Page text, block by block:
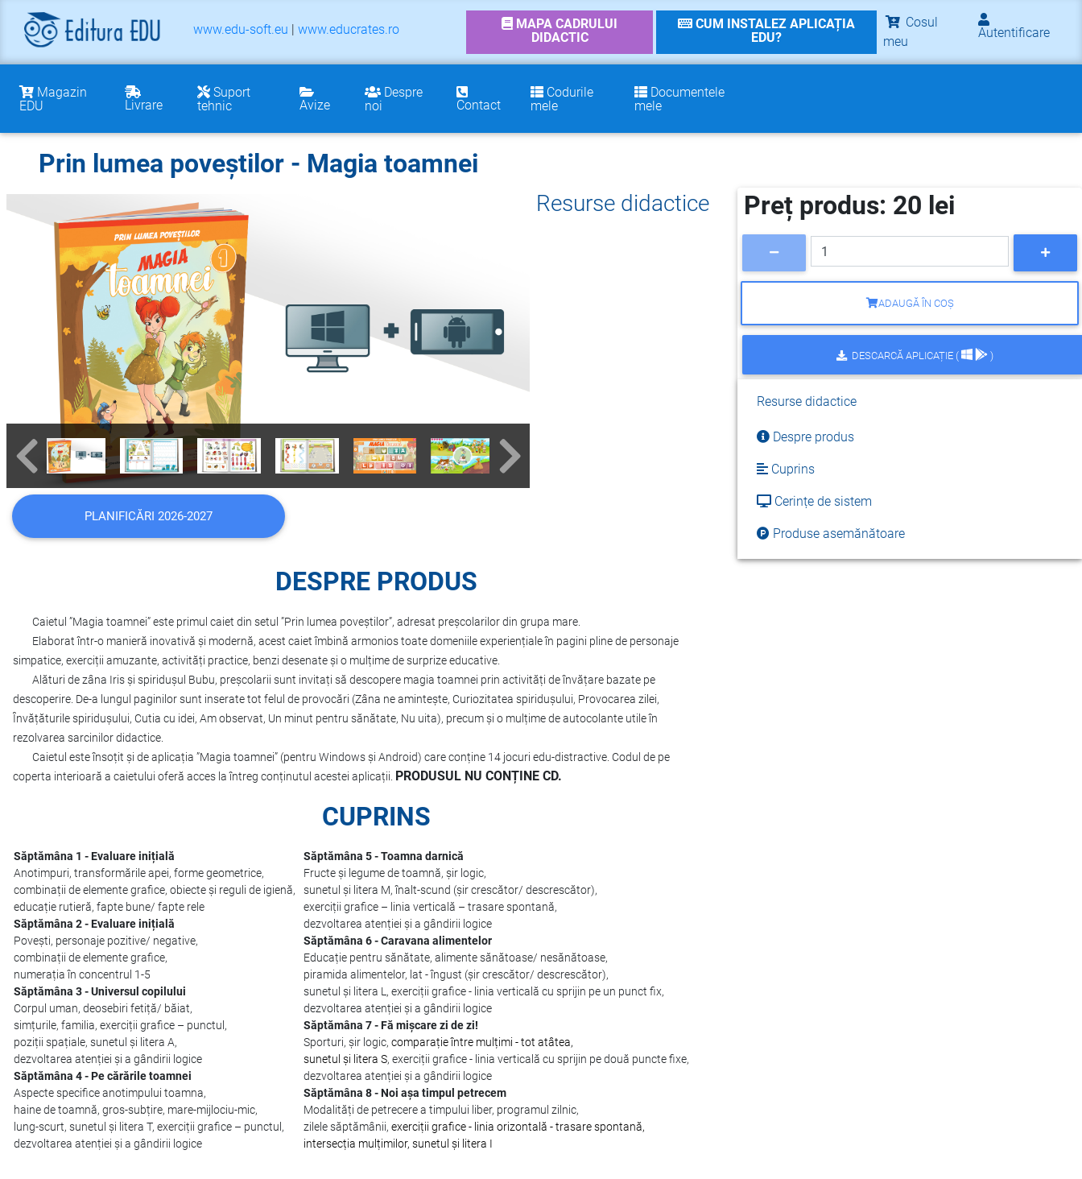
www.edu-soft.eu | www.educrates.ro
MAPA CADRULUI
DIDACTIC
CUM INSTALEZ APLICAȚIA
EDU?
Cosul
meu
Autentificare
Magazin
EDU
Livrare
Suport
tehnic
Avize
Despre
noi
Contact
Codurile
mele
Documentele
mele
Prin lumea poveștilor - Magia toamnei
Resurse didactice
PLANIFICĂRI 2026-2027
DESPRE PRODUS
Caietul ”Magia toamnei” este primul caiet din setul ”Prin lumea poveștilor”, adresat preșcolarilor din grupa mare.
Elaborat într-o manieră inovativă și modernă, acest caiet îmbină armonios toate domeniile experiențiale în pagini pline de personaje
simpatice, exerciții amuzante, activități practice, benzi desenate și o mulțime de surprize educative.
Alături de zâna Iris și spiridușul Bubu, preșcolarii sunt invitați să descopere magia toamnei prin activități de învățare bazate pe
descoperire. De-a lungul paginilor sunt inserate tot felul de provocări (Zâna ne amintește, Curiozitatea spiridușului, Provocarea zilei,
Învățăturile spiridușului, Cutia cu idei, Am observat, Un minut pentru sănătate, Nu uita), precum și o mulțime de autocolante utile în
rezolvarea sarcinilor didactice.
Caietul este însoțit și de aplicația ”Magia toamnei” (pentru Windows și Android) care conține 14 jocuri edu-distractive. Codul de pe
coperta interioară a caietului oferă acces la întreg conținutul acestei aplicații. PRODUSUL NU CONȚINE CD.
CUPRINS
Săptămâna 1 - Evaluare inițială
Anotimpuri, transformările apei, forme geometrice,
combinații de elemente grafice, obiecte și reguli de igienă,
educație rutieră, fapte bune/ fapte rele
Săptămâna 2 - Evaluare inițială
Povești, personaje pozitive/ negative,
combinații de elemente grafice,
numerația în concentrul 1-5
Săptămâna 3 - Universul copilului
Corpul uman, deosebiri fetiță/ băiat,
simțurile, familia, exerciții grafice – punctul,
poziții spațiale, sunetul și litera A,
dezvoltarea atenției și a gândirii logice
Săptămâna 4 - Pe cărările toamnei
Aspecte specifice anotimpului toamna,
haine de toamnă, gros-subțire, mare-mijlociu-mic,
lung-scurt, sunetul și litera T, exerciții grafice – punctul,
dezvoltarea atenției și a gândirii logice
Săptămâna 5 - Toamna darnică
Fructe și legume de toamnă, șir logic,
sunetul și litera M, înalt-scund (șir crescător/ descrescător),
exerciții grafice – linia verticală – trasare spontană,
dezvoltarea atenției și a gândirii logice
Săptămâna 6 - Caravana alimentelor
Educație pentru sănătate, alimente sănătoase/ nesănătoase,
piramida alimentelor, lat - îngust (șir crescător/ descrescător),
sunetul și litera L, exerciții grafice - linia verticală cu sprijin pe un punct fix,
dezvoltarea atenției și a gândirii logice
Săptămâna 7 - Fă mișcare zi de zi!
Sporturi, șir logic, comparație între mulțimi - tot atâtea,
sunetul și litera S, exerciții grafice - linia verticală cu sprijin pe două puncte fixe,
dezvoltarea atenției și a gândirii logice
Săptămâna 8 - Noi așa timpul petrecem
Modalități de petrecere a timpului liber, programul zilnic,
zilele săptămânii, exerciții grafice - linia orizontală - trasare spontană,
intersecția mulțimilor, sunetul și litera I
Preț produs: 20 lei
ADAUGĂ ÎN COȘ
DESCARCĂ APLICAȚIE ( )
Resurse didactice
Despre produs
Cuprins
Cerințe de sistem
Produse asemănătoare